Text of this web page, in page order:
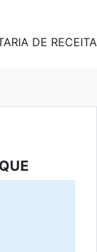
DE RECEITA